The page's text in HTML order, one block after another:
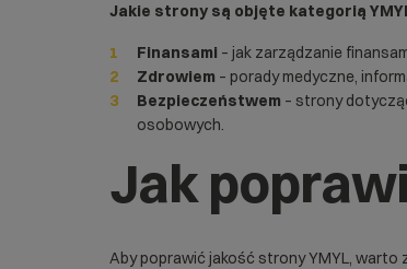
Jakie strony są objęte kategorią
Finansami – jak zarządzanie
Zdrowiem – porady medyczne,
Bezpieczeństwem – strony
osobowych.
Jak
Aby poprawić jakość strony YMYL, warto